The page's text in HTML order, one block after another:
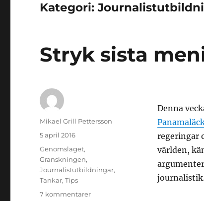
Kategori:
Stryk sista
Denna
regeringar
världen,
Författare
Mikael Grill Pettersson
Publicerat
5 april 2016
Kategorier
Genomslaget,
Granskningen,
Journalistutbildningar,
Tankar,Tips
7 kommentarertill